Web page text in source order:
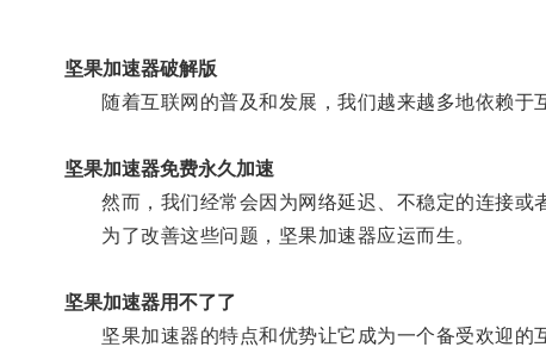
坚果加速器破解版
随着互联网的普及和发展，我们越来越多地依赖于
坚果加速器免费永久加速
然而，我们经常会因为网络延迟、不稳定的连接或
为了改善这些问题，坚果加速器应运而生。
坚果加速器用不了了
坚果加速器的特点和优势让它成为一个备受欢迎的